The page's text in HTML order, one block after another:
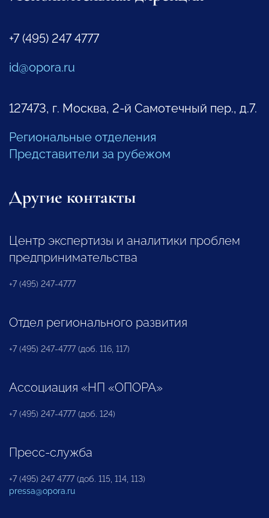
+7 (495) 247 4777
id@opora.ru
127473, г. Москва, 2-й Самотечный пер., д.7.
Региональные отделения
Представители за рубежом
Другие контакты
Центр экспертизы и аналитики проблем
предпринимательства
+7 (495) 247-4777
Отдел регионального развития
+7 (495) 247-4777 (доб. 116, 117)
Ассоциация «НП «ОПОРА»
+7 (495) 247-4777 (доб. 124)
Пресс-служба
+7 (495) 247 4777 (доб. 115, 114, 113)
pressa@opora.ru